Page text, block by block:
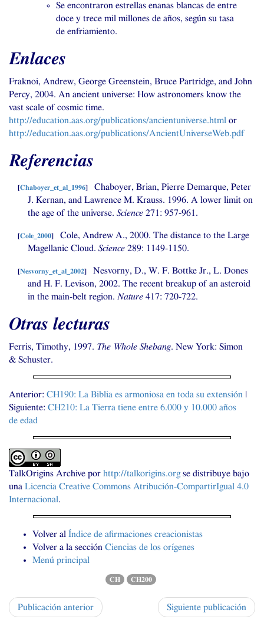
Se encontraron estrellas enanas blancas de entre
doce y trece mil millones de años, según su tasa
de enfriamiento.
Enlaces
Fraknoi, Andrew, George Greenstein, Bruce Partridge, and John
Percy, 2004. An ancient universe: How astronomers know the
vast scale of cosmic time.
http://education.aas.org/publications/ancientuniverse.html or
http://education.aas.org/publications/AncientUniverseWeb.pdf
Referencias
[Chaboyer_et_al_1996]
Chaboyer, Brian, Pierre Demarque, Peter
J. Kernan, and Lawrence M. Krauss. 1996. A lower limit on
the age of the universe. Science 271: 957-961.
[Cole_2000]
Cole, Andrew A., 2000. The distance to the Large
Magellanic Cloud. Science 289: 1149-1150.
[Nesvorny_et_al_2002] Nesvorny, D.,W. F. Bottke Jr., L. Dones
and H. F. Levison, 2002. The recent breakup of an asteroid
in the main-belt region. Nature 417: 720-722.
Otras lecturas
Ferris, Timothy, 1997. The Whole Shebang. New York: Simon
& Schuster.
Anterior: CH190: La Biblia es armoniosa en toda su extensión |
Siguiente: CH210: La Tierra tiene entre 6.000 y 10.000 años
de edad
TalkOrigins Archive por http://talkorigins.orgse distribuye bajo
una Licencia Creative Commons Atribución-CompartirIgual 4.0
Internacional.
Volver al Índice de afirmaciones creacionistas
Volver a la sección Ciencias de los orígenes
Menú principal
CH CH200
Publicación anterior Siguiente publicación